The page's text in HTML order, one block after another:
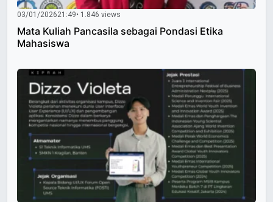
03/01/202621:49• 1.846 views
Mata Kuliah Pancasila sebagai Pondasi Etika
Mahasiswa